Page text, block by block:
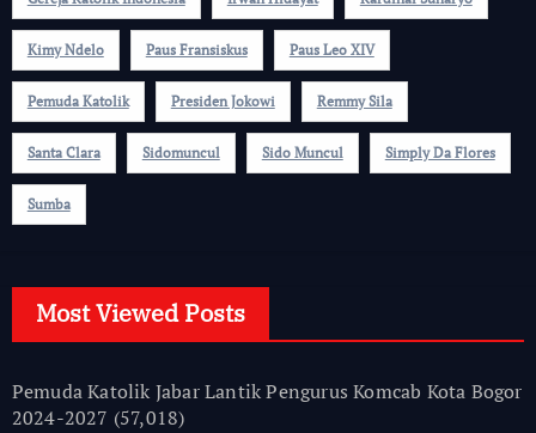
Kimy Ndelo Paus Fransiskus Paus Leo XIV
Pemuda Katolik Presiden Jokowi Remmy Sila
Santa Clara Sidomuncul Sido Muncul Simply Da Flores
Sumba
Most Viewed Posts
Pemuda Katolik Jabar Lantik Pengurus Komcab Kota Bogor
2024-2027 (57,018)